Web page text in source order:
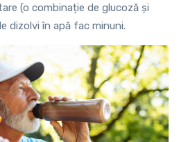
(o combinație de glucoză și
dizolvi în apă fac minuni.